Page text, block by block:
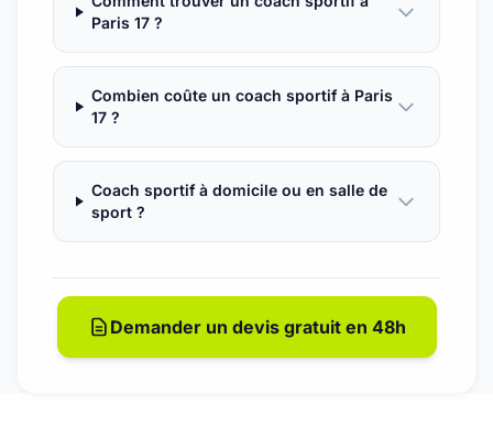
Paris 17 ?
Combien coûte un coach sportif à Paris
17 ?
Coach sportif à domicile ou en salle de
sport ?
Demander un devis gratuit en 48h